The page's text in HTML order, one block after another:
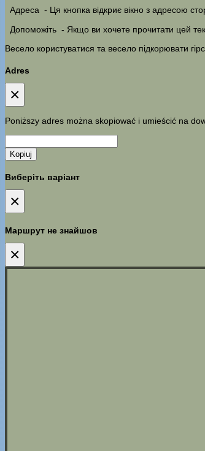
Адреса - Ця кнопка відкриє вікно з адресою
Допоможіть - Якщо ви хочете прочитати цей
Весело користуватися та весело підкорювати
Adres
×
Poniższy adres można skopiować i umieścić na
Kopiuj
Виберіть варіант
×
Маршрут не знайшов
×